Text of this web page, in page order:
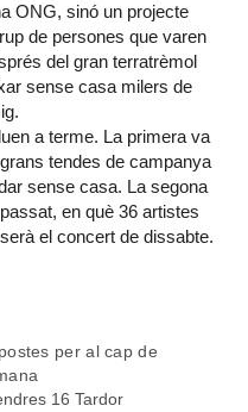
ONG, sinó un projecte
de persones que varen
del gran terratrèmol
sense casa milers de
a terme. La primera va
tendes de campanya
sense casa. La segona
en què 36 artistes
el concert de dissabte.
per al cap de
16 Tardor